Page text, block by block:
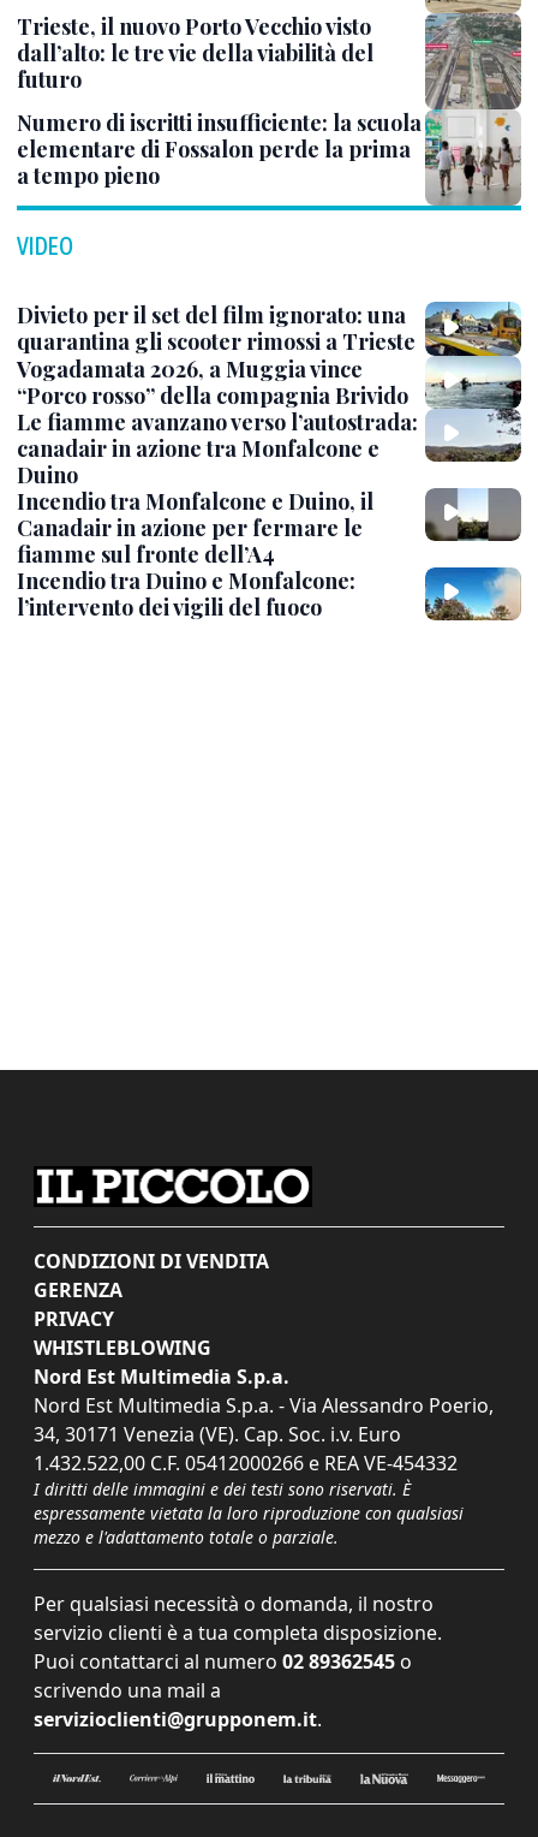
Trieste, il nuovo Porto Vecchio visto
dall’alto: le tre vie della viabilità del
futuro
Numero di iscritti insufficiente: la scuola
elementare di Fossalon perde la prima
a tempo pieno
VIDEO
Divieto per il set del film ignorato: una
quarantina gli scooter rimossi a Trieste
Vogadamata 2026, a Muggia vince
“Porco rosso” della compagnia Brivido
Le fiamme avanzano verso l’autostrada:
canadair in azione tra Monfalcone e
Duino
Incendio tra Monfalcone e Duino, il
Canadair in azione per fermare le
fiamme sul fronte dell’A4
Incendio tra Duino e Monfalcone:
l’intervento dei vigili del fuoco
CONDIZIONI DI VENDITA
GERENZA
PRIVACY
WHISTLEBLOWING
Nord Est Multimedia S.p.a.
Nord Est Multimedia S.p.a. - Via Alessandro Poerio,
34, 30171 Venezia (VE). Cap. Soc. i.v. Euro
1.432.522,00 C.F. 05412000266 e REA VE-454332
I diritti delle immagini e dei testi sono riservati. È
espressamente vietata la loro riproduzione con qualsiasi
mezzo e l'adattamento totale o parziale.
Per qualsiasi necessità o domanda, il nostro
servizio clienti è a tua completa disposizione.
Puoi contattarci al numero 02 89362545 o
scrivendo una mail a
servizioclienti@grupponem.it.